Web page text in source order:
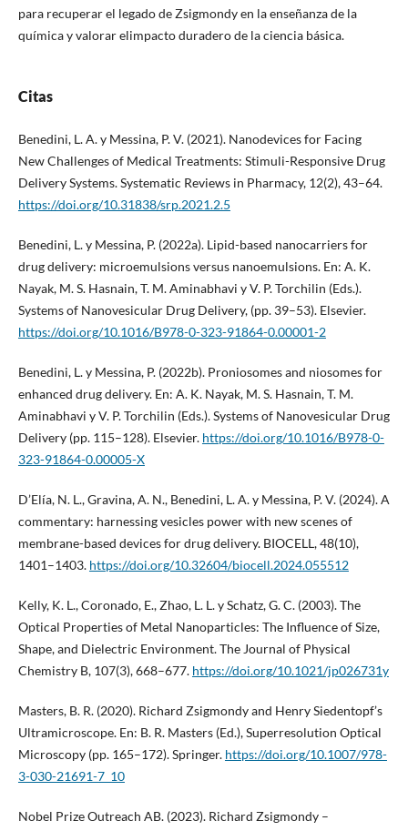
para recuperar el legado de Zsigmondy en la enseñanza de la
química y valorar elimpacto duradero de la ciencia básica.
Citas
Benedini, L. A. y Messina, P. V. (2021). Nanodevices for Facing
New Challenges of Medical Treatments: Stimuli-Responsive Drug
Delivery Systems. Systematic Reviews in Pharmacy, 12(2), 43–64.
https://doi.org/10.31838/srp.2021.2.5
Benedini, L. y Messina, P. (2022a). Lipid-based nanocarriers for
drug delivery: microemulsions versus nanoemulsions. En: A. K.
Nayak, M. S. Hasnain, T. M. Aminabhavi y V. P. Torchilin (Eds.).
Systems of Nanovesicular Drug Delivery, (pp. 39–53). Elsevier.
https://doi.org/10.1016/B978-0-323-91864-0.00001-2
Benedini, L. y Messina, P. (2022b). Proniosomes and niosomes for
enhanced drug delivery. En: A. K. Nayak, M. S. Hasnain, T. M.
Aminabhavi y V. P. Torchilin (Eds.). Systems of Nanovesicular Drug
Delivery (pp. 115–128). Elsevier. https://doi.org/10.1016/B978-0-
323-91864-0.00005-X
D’Elía, N. L., Gravina, A. N., Benedini, L. A. y Messina, P. V. (2024). A
commentary: harnessing vesicles power with new scenes of
membrane-based devices for drug delivery. BIOCELL, 48(10),
1401–1403. https://doi.org/10.32604/biocell.2024.055512
Kelly, K. L., Coronado, E., Zhao, L. L. y Schatz, G. C. (2003). The
Optical Properties of Metal Nanoparticles: The Influence of Size,
Shape, and Dielectric Environment. The Journal of Physical
Chemistry B, 107(3), 668–677. https://doi.org/10.1021/jp026731y
Masters, B. R. (2020). Richard Zsigmondy and Henry Siedentopf’s
Ultramicroscope. En: B. R. Masters (Ed.), Superresolution Optical
Microscopy (pp. 165–172). Springer. https://doi.org/10.1007/978-
3-030-21691-7_10
Nobel Prize Outreach AB. (2023). Richard Zsigmondy –